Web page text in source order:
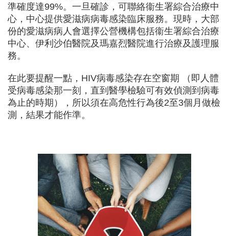
準確度達99%。一旦確診，可聯絡衞生署綜合治療中
心，中心提供愛滋病病毒感染臨床服務。現時，大部
份的愛滋病病人會選擇公營機構包括衞生署綜合治療
中心、伊利沙伯醫院及瑪嘉烈醫院進行治療及護理服
務。
在此要提醒一點，HIV病毒感染存在空窗期 （即人體
受病毒感染那一刻，直到醫學檢驗可有效偵測到病毒
為止的時期），所以須在高危性行為後2至3個月做檢
測，結果才能作準。